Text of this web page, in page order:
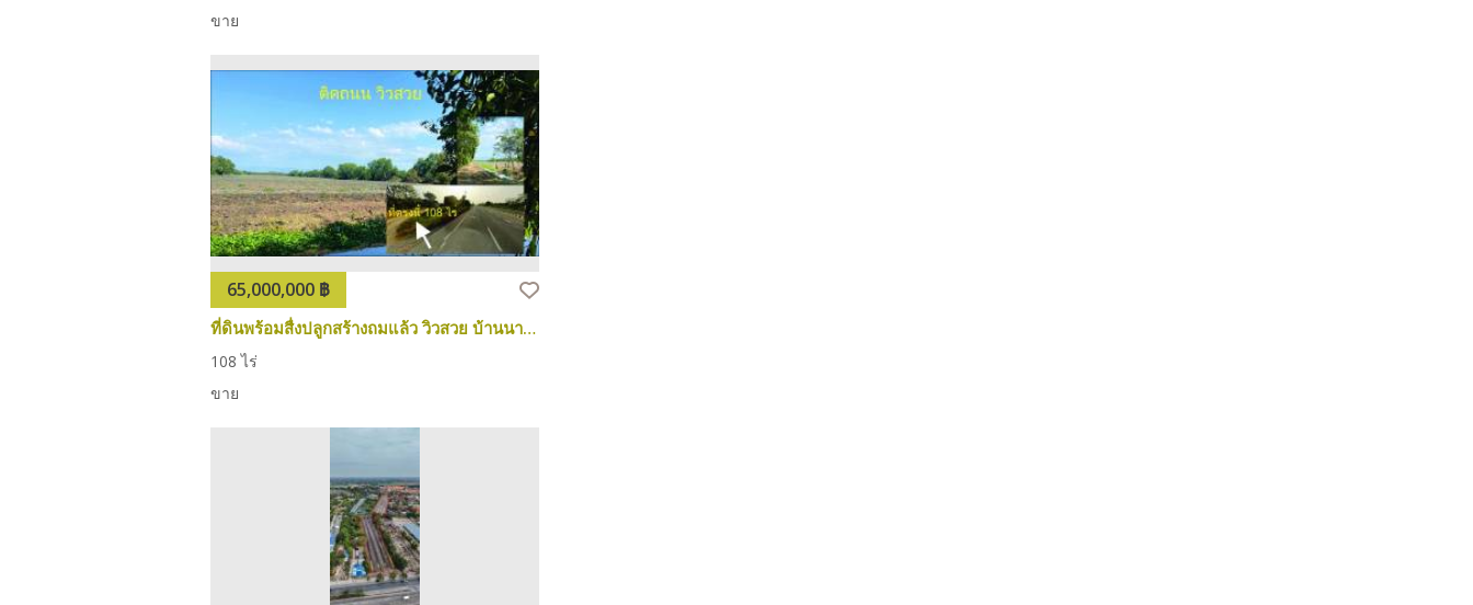
ขาย
ที่ดินพร้อมสื่งปลูกสร้างถมแล้ว วิวสวย บ้านนา นครนายก 108ไร่
108 ไร่
ขาย
65,000,000 ฿